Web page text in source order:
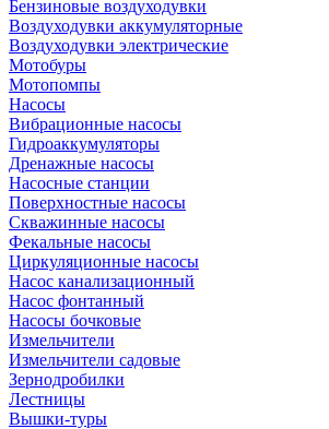
Бензиновые воздуходувки
Воздуходувки аккумуляторные
Воздуходувки электрические
Мотобуры
Мотопомпы
Насосы
Вибрационные насосы
Гидроаккумуляторы
Дренажные насосы
Насосные станции
Поверхностные насосы
Скважинные насосы
Фекальные насосы
Циркуляционные насосы
Насос канализационный
Насос фонтанный
Насосы бочковые
Измельчители
Измельчители садовые
Зернодробилки
Лестницы
Вышки-туры